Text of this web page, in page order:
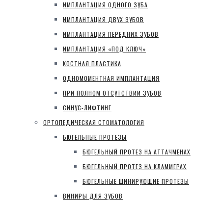
ИМПЛАНТАЦИЯ ОДНОГО ЗУБА
ИМПЛАНТАЦИЯ ДВУХ ЗУБОВ
ИМПЛАНТАЦИЯ ПЕРЕДНИХ ЗУБОВ
ИМПЛАНТАЦИЯ «ПОД КЛЮЧ»
КОСТНАЯ ПЛАСТИКА
ОДНОМОМЕНТНАЯ ИМПЛАНТАЦИЯ
ПРИ ПОЛНОМ ОТСУТСТВИИ ЗУБОВ
СИНУС-ЛИФТИНГ
ОРТОПЕДИЧЕСКАЯ СТОМАТОЛОГИЯ
БЮГЕЛЬНЫЕ ПРОТЕЗЫ
БЮГЕЛЬНЫЙ ПРОТЕЗ НА АТТАЧМЕНАХ
БЮГЕЛЬНЫЙ ПРОТЕЗ НА КЛАММЕРАХ
БЮГЕЛЬНЫЕ ШИНИРУЮЩИЕ ПРОТЕЗЫ
ВИНИРЫ ДЛЯ ЗУБОВ